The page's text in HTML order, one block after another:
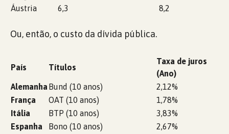
Áustria
6,3 8,2
Ou, então, o custo da dívida pública.
País Títulos
Taxa de juros
(Ano)
Alemanha Bund (10 anos)
2,12%
França
OAT (10 anos)
1,78%
Itália
BTP (10 anos)
3,83%
Espanha
Bono (10 anos)
2,67%